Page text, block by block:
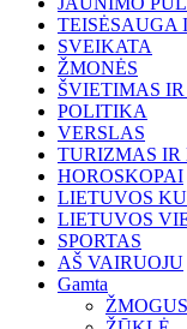
TEISĖSAUGA
SVEIKATA
ŽMONĖS
ŠVIETIMAS
POLITIKA
VERSLAS
TURIZMAS IR
HOROSKOPAI
LIETUVOS
LIETUVOS
SPORTAS
AŠ VAIRUOJU
Gamta